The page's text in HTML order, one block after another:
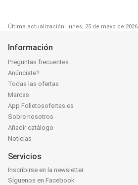
Última actualización: lunes, 25 de mayo de 2026
Información
Preguntas frecuentes
Anúnciate?
Todas las ofertas
Marcas
App Folletosofertas.es
Sobre nosotros
Añadir catálogo
Noticias
Servicios
Inscribirse en la newsletter
Síguenos en Facebook